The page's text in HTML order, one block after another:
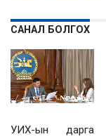
САНАЛ БОЛГОХ
УИХ-ын дарга